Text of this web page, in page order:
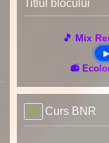
Titlul blocului
🎵 Mix
📻
Curs BNR